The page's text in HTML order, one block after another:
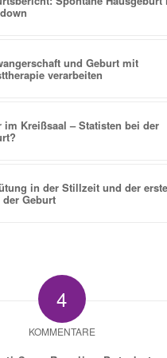
und Geburt mit
verarbeiten
im Kreißsaal – Statisten bei der
in der Stillzeit und der
der Geburt
4
KOMMENTARE